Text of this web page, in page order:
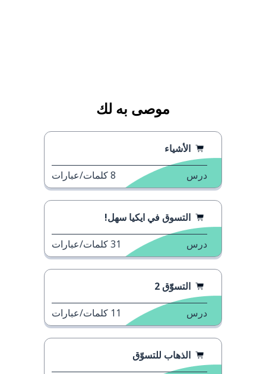
موصى به لك
الأشياء
درس 8كلمات/عبارات
التسوق في ايكيا سهل!
درس 31كلمات/عبارات
التسوّّق 2
درس 11 كلمات/عبارات
الذهاب للتسوّق